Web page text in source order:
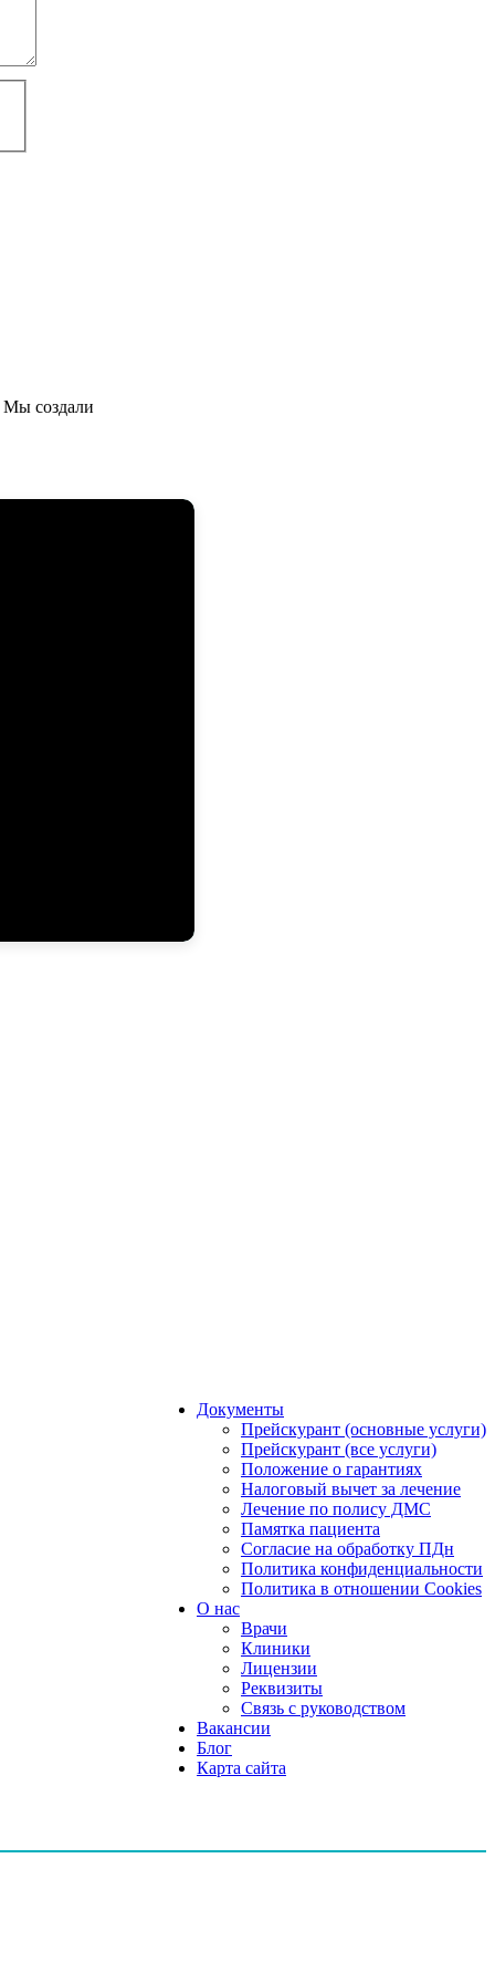
Мы создали
Документы
Прейскурант (основные услуги)
Прейскурант (все услуги)
Положение о гарантиях
Налоговый вычет за лечение
Лечение по полису ДМС
Памятка пациента
Согласие на обработку ПДн
Политика конфиденциальности
Политика в отношении Cookies
О нас
Врачи
Клиники
Лицензии
Реквизиты
Связь с руководством
Вакансии
Блог
Карта сайта